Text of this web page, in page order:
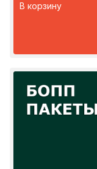
В корзину